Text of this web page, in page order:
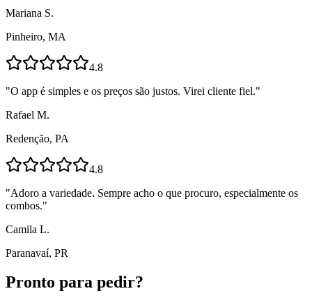
Mariana S.
Pinheiro, MA
4.8
"O app é simples e os preços são justos. Virei cliente fiel."
Rafael M.
Redenção, PA
4.8
"Adoro a variedade. Sempre acho o que procuro, especialmente os
combos."
Camila L.
Paranavaí, PR
Pronto para pedir?